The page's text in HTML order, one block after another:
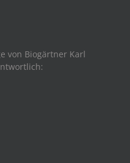
von Biogärtner Karl